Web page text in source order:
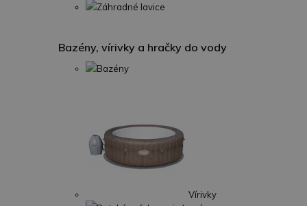
Záhradné lavice
Bazény, vírivky a hračky do vody
Bazény
Vírivky